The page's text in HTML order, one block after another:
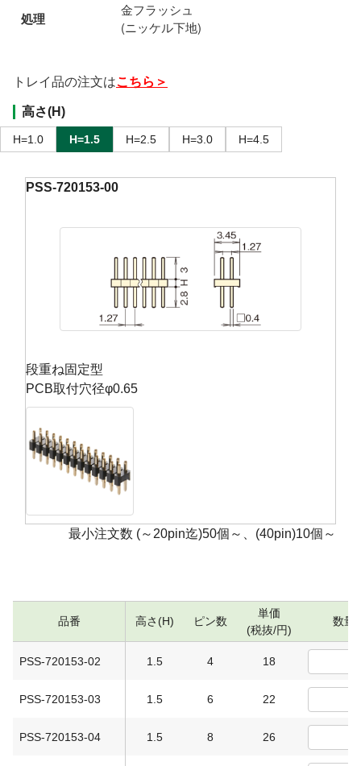
処理
金フラッシュ
(ニッケル下地)
トレイ品の注文はこちら＞
高さ(H)
H=1.0 H=1.5 H=2.5 H=3.0 H=4.5
PSS-720153-00
段重ね固定型
PCB取付穴径φ0.65
最小注文数 (～20pin迄)50個～、(40pin)10個～
品番 高さ(H) ピン数
単価
(税抜/円)
数量
PSS-720153-02 1.5 4 18
PSS-720153-03 1.5 6 22
PSS-720153-04 1.5 8 26